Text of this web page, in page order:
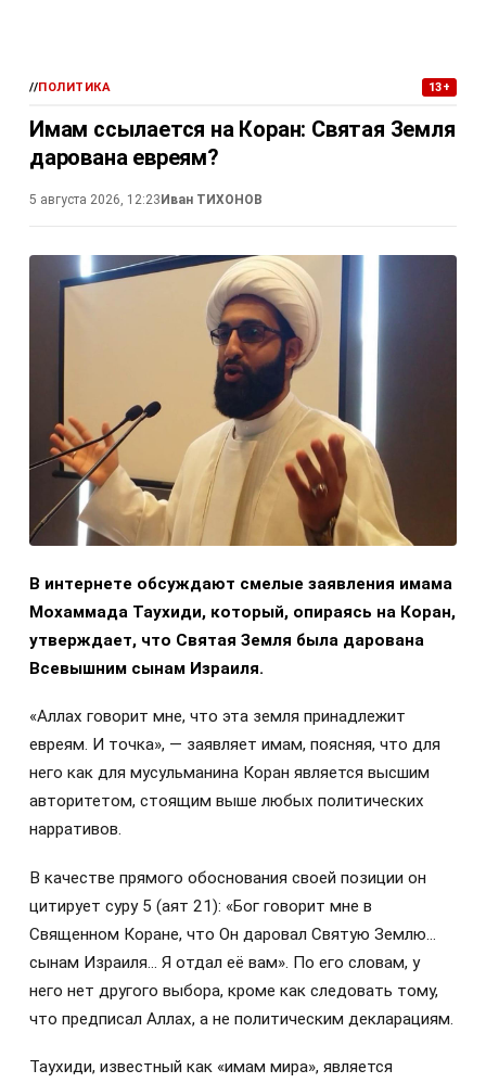
//ПОЛИТИКА 13+
Имам ссылается на Коран: Святая Земля
дарована евреям?
5 августа 2026, 12:23 Иван ТИХОНОВ
В интернете обсуждают смелые заявления имама
Мохаммада Таухиди, который, опираясь на Коран,
утверждает, что Святая Земля была дарована
Всевышним сынам Израиля.
«Аллах говорит мне, что эта земля принадлежит
евреям. И точка», — заявляет имам, поясняя, что для
него как для мусульманина Коран является высшим
авторитетом, стоящим выше любых политических
нарративов.
В качестве прямого обоснования своей позиции он
цитирует суру 5 (аят 21): «Бог говорит мне в
Священном Коране, что Он даровал Святую Землю…
сынам Израиля… Я отдал её вам». По его словам, у
него нет другого выбора, кроме как следовать тому,
что предписал Аллах, а не политическим декларациям.
Таухиди, известный как «имам мира», является